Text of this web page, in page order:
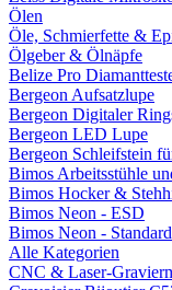
Ölen
Öle, Schmierfette &
Ölgeber & Ölnäpfe
Belize Pro
Bergeon Aufsatzlupe
Bergeon Digitaler
Bergeon LED Lupe
Bergeon Schleifstein
Bimos Arbeitsstühle
Bimos Hocker &
Bimos Neon - ESD
Bimos Neon - Standard
Alle Kategorien
CNC & Laser-